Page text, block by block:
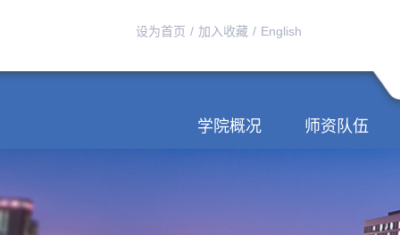
设为首页 / 加入收藏 / English
学院概况 师资队伍